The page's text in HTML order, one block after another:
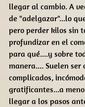
llegar al cambio. A
de "adelgazar"...lo
pero perder kilos sin
profundizar en el
para qué....y sobre
manera.... Suelen ser
complicados,
gratificantes...a
llegar a los pasos